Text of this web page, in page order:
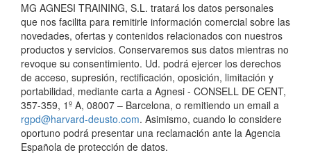
MG AGNESI TRAINING, S.L. tratará los datos personales
que nos facilita para remitirle información comercial sobre las
novedades, ofertas y contenidos relacionados con nuestros
productos y servicios. Conservaremos sus datos mientras no
revoque su consentimiento. Ud. podrá ejercer los derechos
de acceso, supresión, rectificación, oposición, limitación y
portabilidad, mediante carta a Agnesi - CONSELL DE CENT,
357-359, 1º A, 08007 – Barcelona, o remitiendo un email a
rgpd@harvard-deusto.com. Asimismo, cuando lo considere
oportuno podrá presentar una reclamación ante la Agencia
Española de protección de datos.